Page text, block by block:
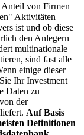
von Firmen
Aktivitäten
ist und ob diese
den Anlegern
multinationale
sind fast alle
einige dieser
Ihr Investment
Daten zu
der
Auf Basis
Definitionen